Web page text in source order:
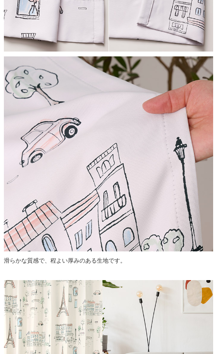
滑らかな質感で、程よい厚みのある生地です。